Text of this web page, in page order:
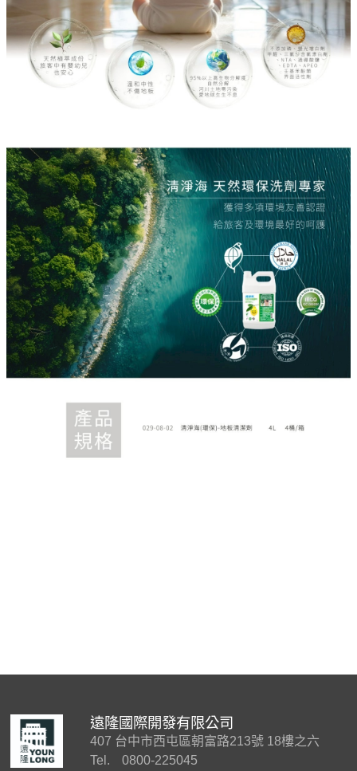
遠隆國際開發有限公司
407 台中市西屯區朝富路213號 18樓之六
Tel.
0800-225045